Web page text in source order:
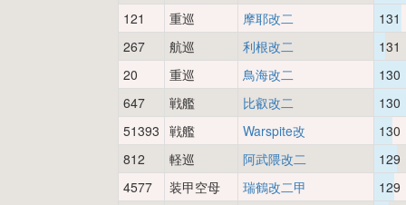
121
重巡 摩耶改二
131
267
航巡 利根改二
131
20
重巡 鳥海改二
130
647
戦艦 比叡改二
130
51393 戦艦 Warspite改
130
812
軽巡 阿武隈改二
129
4577
装甲空母 瑞鶴改二甲
129